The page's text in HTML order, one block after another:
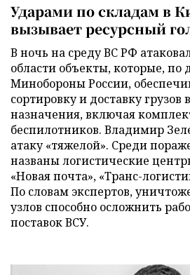
Ударами по складам в
вызывает ресурсный
В ночь на среду ВС РФ
области объекты, которые,
Минобороны России,
сортировку и доставку грузов
назначения, включая
беспилотников. Владимир
атаку «тяжелой». Среди
названы логистические
«Новая почта», «Транс-
По словам экспертов,
узлов способно осложнить
поставок ВСУ.